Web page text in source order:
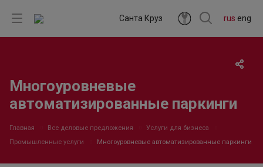
rus eng
Санта Круз
Многоуровневые
автоматизированные паркинги
Главная Все деловые предложения
Услуги для бизнеса
Промышленные услуги
Многоуровневые автоматизированные паркинги